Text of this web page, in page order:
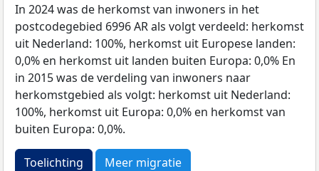
In 2024 was de herkomst van inwoners in het
postcodegebied 6996 AR als volgt verdeeld: herkomst
uit Nederland: 100%, herkomst uit Europese landen:
0,0% en herkomst uit landen buiten Europa: 0,0% En
in 2015 was de verdeling van inwoners naar
herkomstgebied als volgt: herkomst uit Nederland:
100%, herkomst uit Europa: 0,0% en herkomst van
buiten Europa: 0,0%.
Toelichting Meer migratie